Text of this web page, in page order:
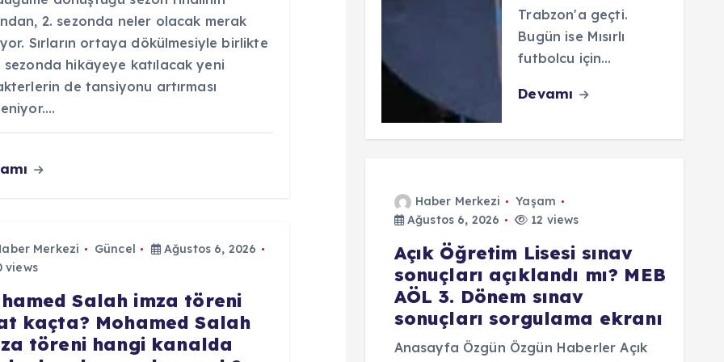
2. sezonda neler olacak merak
Sırların ortaya dökülmesiyle birlikte
sezonda hikâyeye katılacak yeni
de tansiyonu artırması
Merkezi Güncel
Ağustos 6, 2026
views
Salah imza töreni
kaçta? Mohamed Salah
töreni hangi kanalda
Trabzon'a geçti.
Bugün ise Mısırlı
futbolcu için…
Devamı
Haber Merkezi
Yaşam
Ağustos 6, 2026
12 views
Açık Öğretim Lisesi sınav
sonuçları açıklandı mı? MEB
AÖL 3. Dönem sınav
sonuçları sorgulama ekranı
Anasayfa Özgün Özgün Haberler Açık